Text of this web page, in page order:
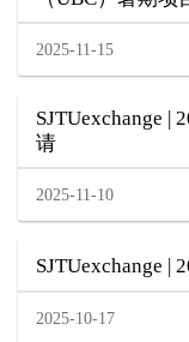
2025-11-15
SJTUexchange |
请
2025-11-10
SJTUexchange |
2025-10-17